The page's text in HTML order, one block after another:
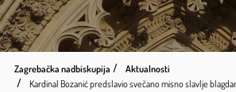
Zagrebačka nadbiskupija
Aktualnosti
Kardinal Bozanić predslavio svečano misno slavlje